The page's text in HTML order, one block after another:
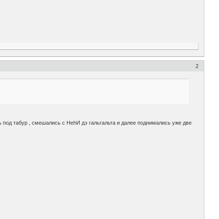
2
табур , смешались с НеhИ дэ гальгальта и далее поднимались уже две